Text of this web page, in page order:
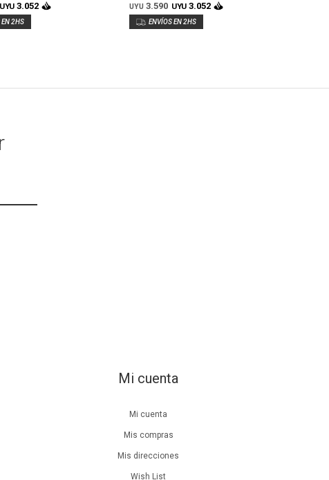
UYU 3.052 UYU 3.590 UYU 3.052
Mi cuenta
Mi cuenta
Mis compras
Mis direcciones
Wish List